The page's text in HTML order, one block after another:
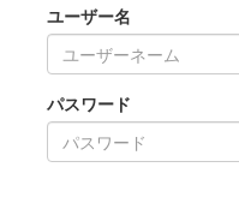
ユーザー名
パスワード